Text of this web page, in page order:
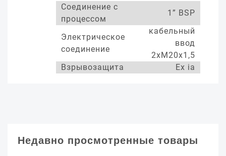
Соединение с
процессом
1” BSP
Электрическое
соединение
кабельный
ввод
2хМ20х1,5
Взрывозащита
Ex ia
Недавно просмотренные товары